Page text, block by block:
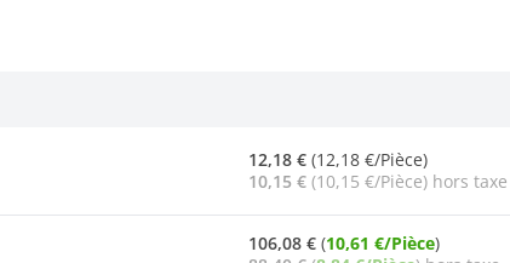
12,18 € (12,18 €/Pièce)
10,15 € (10,15 €/Pièce) hors taxe
106,08 € (10,61 €/Pièce)